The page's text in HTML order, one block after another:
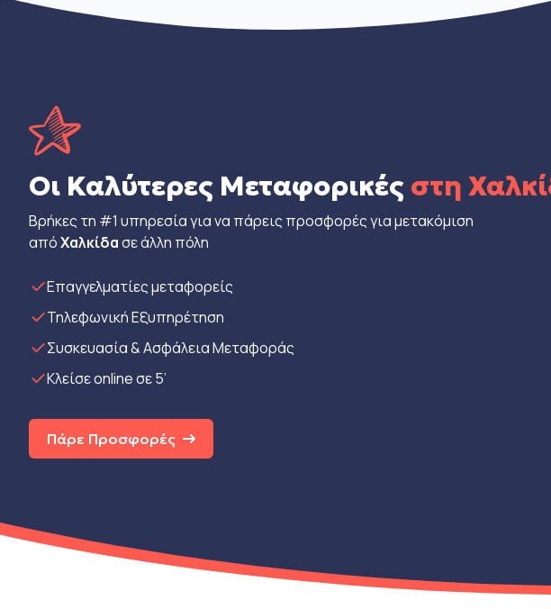
Οι Καλύτερες Μεταφορικές στη
Βρήκες τη #1 υπηρεσία για να πάρεις προσφορές για μετακόμιση
απόΧαλκίδασε άλλη πόλη
Eπαγγελματίες μεταφορείς
Τηλεφωνική Εξυπηρέτηση
Συσκευασία & Ασφάλεια Μεταφοράς
Κλείσε online σε 5’
Πάρε Προσφορές